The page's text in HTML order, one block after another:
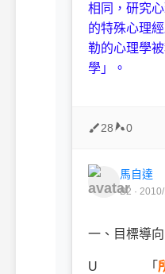
相同，研究
的特殊心理
勒的心理學
學」。
28 0
馬自達
B2 ·
一、目標導
U 「